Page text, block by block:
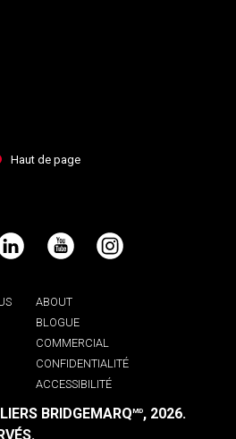
Haut de page
YouTube Instagram
ABOUT
BLOGUE
COMMERCIAL
CONFIDENTIALITÉ
ACCESSIBILITÉ
BRIDGEMARQMD, 2026.